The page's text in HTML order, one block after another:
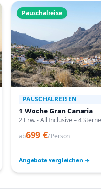
Pauschalreise
PAUSCHALREISEN
1 Woche Gran Canaria
2 Erw. - All Inclusive – 4 Sterne
ab699 €/ Person
Angebote vergleichen →